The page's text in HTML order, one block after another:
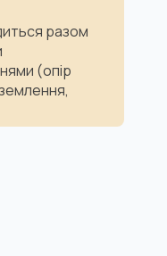
разом
(опір